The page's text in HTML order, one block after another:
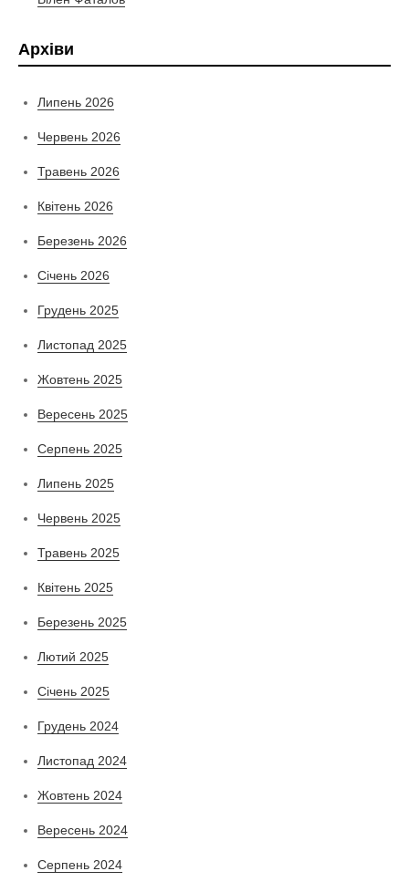
Архіви
Липень 2026
Червень 2026
Травень 2026
Квітень 2026
Березень 2026
Січень 2026
Грудень 2025
Листопад 2025
Жовтень 2025
Вересень 2025
Серпень 2025
Липень 2025
Червень 2025
Травень 2025
Квітень 2025
Березень 2025
Лютий 2025
Січень 2025
Грудень 2024
Листопад 2024
Жовтень 2024
Вересень 2024
Серпень 2024